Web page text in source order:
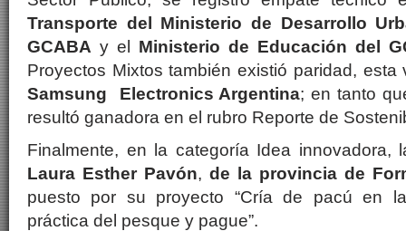
Transporte del Ministerio de Desarrollo
GCABA y el Ministerio de Educación del
Proyectos Mixtos también existió paridad,
Samsung Electronics Argentina; en tanto
resultó ganadora en el rubro Reporte de
Finalmente, en la categoría Idea innovadora,
Laura Esther Pavón, de la provincia de
puesto por su proyecto “Cría de pacú en
práctica del pesque y pague”.